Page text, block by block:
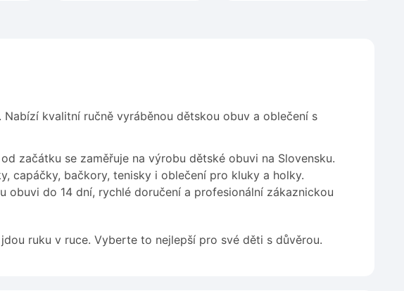
kvalitní ručně vyráběnou dětskou obuv a oblečení s
začátku se zaměřuje na výrobu dětské obuvi na Slovensku.
capáčky, bačkory, tenisky i oblečení pro kluky a holky.
obuvi do 14 dní, rychlé doručení a profesionální zákaznickou
ruku v ruce. Vyberte to nejlepší pro své děti s důvěrou.